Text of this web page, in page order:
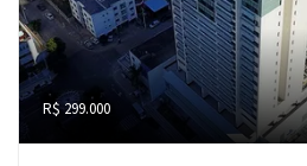
R$ 299.000